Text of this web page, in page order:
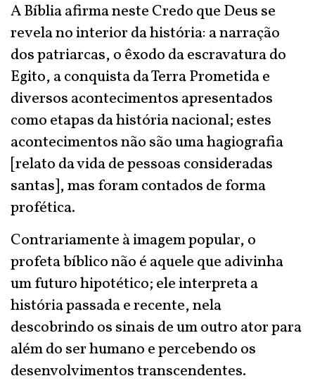
A Bíblia afirma neste Credo que Deus se
revela no interior da história: a narração
dos patriarcas, o êxodo da escravatura do
Egito, a conquista da Terra Prometida e
diversos acontecimentos apresentados
como etapas da história nacional; estes
acontecimentos não são uma hagiografia
[relato da vida de pessoas consideradas
santas], mas foram contados de forma
profética.
Contrariamente à imagem popular, o
profeta bíblico não é aquele que adivinha
um futuro hipotético; ele interpreta a
história passada e recente, nela
descobrindo os sinais de um outro ator para
além do ser humano e percebendo os
desenvolvimentos transcendentes.